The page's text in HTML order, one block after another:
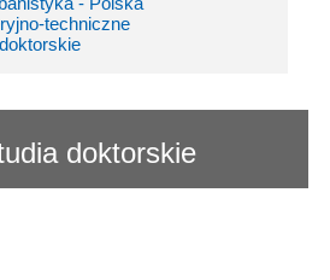
techniczne
doktorskie